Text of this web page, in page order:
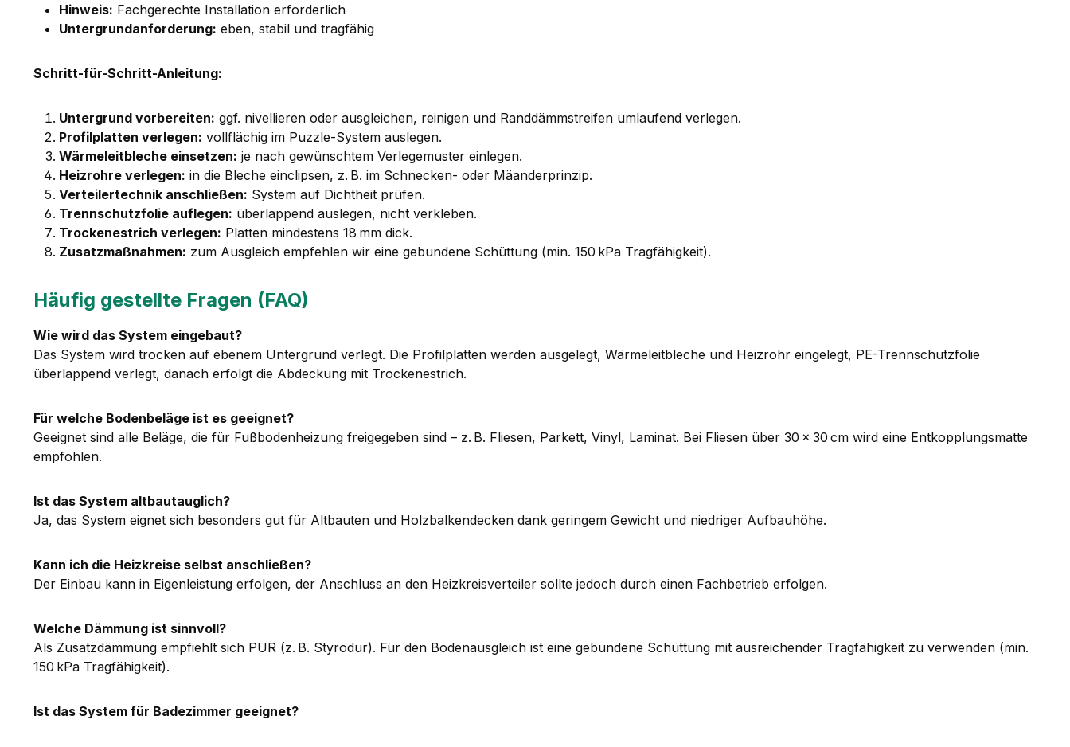
Hinweis: Fachgerechte Installation erforderlich
Untergrundanforderung: eben, stabil und tragfähig
Schritt-für-Schritt-Anleitung:
Untergrund vorbereiten: ggf. nivellieren oder ausgleichen, reinigen und Randdämmstreifen umlaufend verlegen.
Profilplatten verlegen: vollflächig im Puzzle-System auslegen.
Wärmeleitbleche einsetzen: je nach gewünschtem Verlegemuster einlegen.
Heizrohre verlegen: in die Bleche einclipsen, z. B. im Schnecken- oder Mäanderprinzip.
Verteilertechnik anschließen: System auf Dichtheit prüfen.
Trennschutzfolie auflegen: überlappend auslegen, nicht verkleben.
Trockenestrich verlegen: Platten mindestens 18 mm dick.
Zusatzmaßnahmen: zum Ausgleich empfehlen wir eine gebundene Schüttung (min. 150 kPa Tragfähigkeit).
Häufig gestellte Fragen (FAQ)
Wie wird das System eingebaut?
Das System wird trocken auf ebenem Untergrund verlegt. Die Profilplatten werden ausgelegt, Wärmeleitbleche und Heizrohr eingelegt, PE-Trennschutzfolie
überlappend verlegt, danach erfolgt die Abdeckung mit Trockenestrich.
Für welche Bodenbeläge ist es geeignet?
Geeignet sind alle Beläge, die für Fußbodenheizung freigegeben sind – z. B. Fliesen, Parkett, Vinyl, Laminat. Bei Fliesen über 30 × 30 cm wird eine Entkopplungsmatte
empfohlen.
Ist das System altbautauglich?
Ja, das System eignet sich besonders gut für Altbauten und Holzbalkendecken dank geringem Gewicht und niedriger Aufbauhöhe.
Kann ich die Heizkreise selbst anschließen?
Der Einbau kann in Eigenleistung erfolgen, der Anschluss an den Heizkreisverteiler sollte jedoch durch einen Fachbetrieb erfolgen.
Welche Dämmung ist sinnvoll?
Als Zusatzdämmung empfiehlt sich PUR (z. B. Styrodur). Für den Bodenausgleich ist eine gebundene Schüttung mit ausreichender Tragfähigkeit zu verwenden (min.
150 kPa Tragfähigkeit).
Ist das System für Badezimmer geeignet?